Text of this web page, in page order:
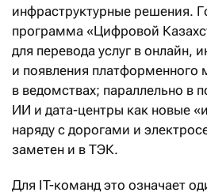
инфраструктурные решения.
программа «Цифровой
для перевода услуг в онлайн,
и появления
в ведомствах; параллельно в
ИИ и дата-центры как новые
наряду с дорогами и
заметен и в ТЭК.
Для IT-команд это означает